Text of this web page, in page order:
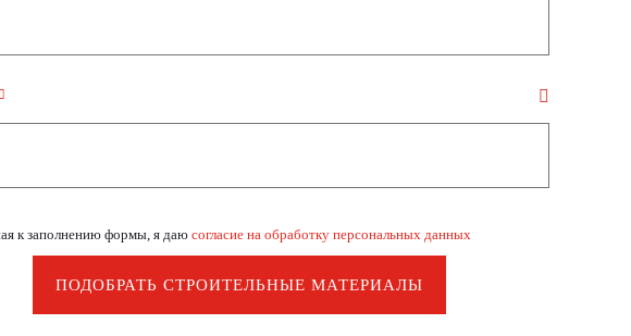
к заполнению формы, я даю согласие на обработку персональных данных
ПОДОБРАТЬ СТРОИТЕЛЬНЫЕ МАТЕРИАЛЫ